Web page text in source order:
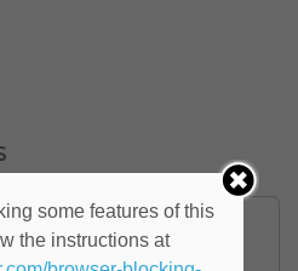
PROFESIONAL
some features of this
the instructions at